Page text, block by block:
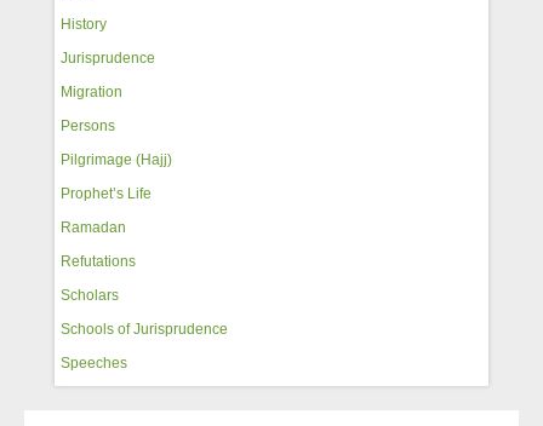
History
Jurisprudence
Migration
Persons
Pilgrimage (Hajj)
Prophet’s Life
Ramadan
Refutations
Scholars
Schools of Jurisprudence
Speeches